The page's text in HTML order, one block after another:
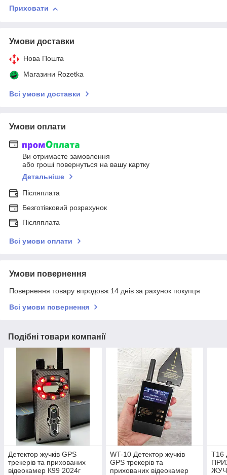
Приховати
Умови доставки
Нова Пошта
Магазини Rozetka
Всі умови доставки
Умови оплати
Ви отримаєте замовлення
або гроші повернуться на вашу картку
Детальніше
Післяплата
Безготівковий розрахунок
Післяплата
Всі умови оплати
Умови повернення
Повернення товару впродовж 14 днів за рахунок покупця
Всі умови повернення
Подібні товари компанії
Детектор жучків GPS
трекерів та прихованих
відеокамер К99 2024г
WT-10 Детектор жучків
GPS трекерів та
прихованих відеокамер
Т16